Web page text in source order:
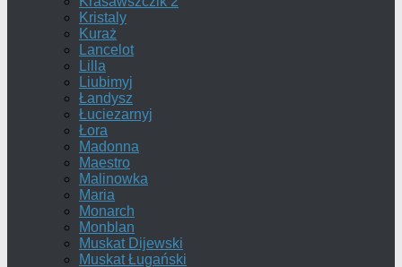
Kristaly
Kuraż
Lancelot
Lilla
Liubimyj
Łandysz
Łuciezarnyj
Łora
Madonna
Maestro
Malinowka
Maria
Monarch
Monblan
Muskat Dijewski
Muskat Ługański